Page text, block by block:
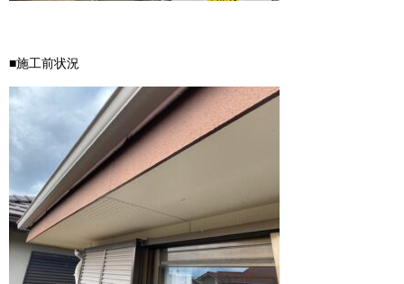
■施工前状況